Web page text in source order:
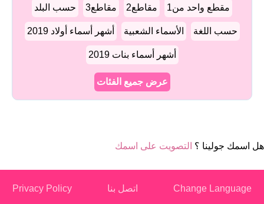
مقطع واحد من1 مقاطع2 مقاطع3 حسب البلد
حسب اللغة الأسماء الشعبية أشهر أسماء أولاد 2019
أشهر أسماء بنات 2019
عرض جميع الفئات
هل اسمك جولينا ؟ التصويت على اسمك
Change Language اتصل بنا Privacy Policy